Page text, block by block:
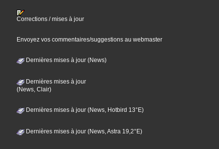
Corrections / mises à jour
Envoyez vos commentaires/suggestions au webmaster
Dernières mises à jour (News)
Dernières mises à jour
(News, Clair)
Dernières mises à jour (News, Hotbird 13°E)
Dernières mises à jour (News, Astra 19,2°E)